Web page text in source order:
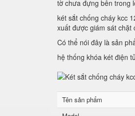
tờ chưa đựng bên trong
két sắt chống cháy kcc
xuất được giám sát chặt
Có thể nói đây là sản
hệ thống khóa két điện
Tên sản phẩm